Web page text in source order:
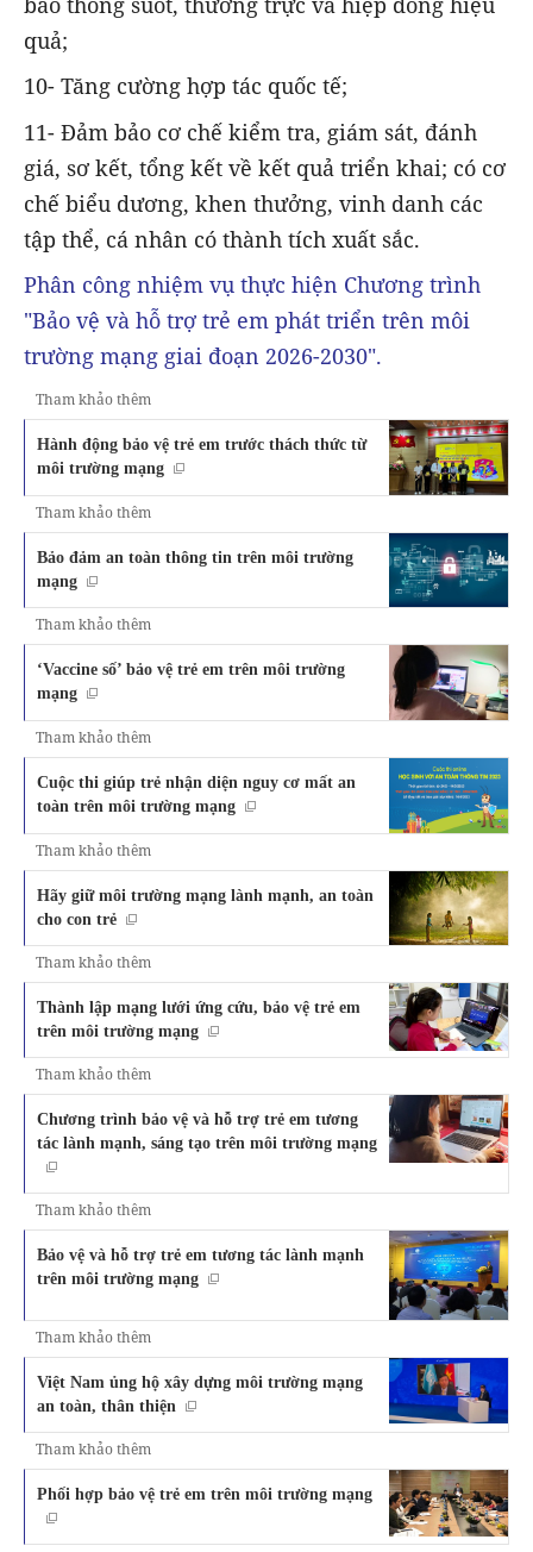
quả;
10- Tăng cường hợp tác quốc tế;
11- Đảm bảo cơ chế kiểm tra, giám sát, đánh
giá, sơ kết, tổng kết về kết quả triển khai; có cơ
chế biểu dương, khen thưởng, vinh danh các
tập thể, cá nhân có thành tích xuất sắc.
Phân công nhiệm vụ thực hiện Chương trình
"Bảo vệ và hỗ trợ trẻ em phát triển trên môi
trường mạng giai đoạn 2026-2030".
Tham khảo thêm
Hành động bảo vệ trẻ em trước thách thức từ
môi trường mạng
Tham khảo thêm
Bảo đảm an toàn thông tin trên môi trường
mạng
Tham khảo thêm
‘Vaccine số’ bảo vệ trẻ em trên môi trường
mạng
Tham khảo thêm
Cuộc thi giúp trẻ nhận diện nguy cơ mất an
toàn trên môi trường mạng
Tham khảo thêm
Hãy giữ môi trường mạng lành mạnh, an toàn
cho con trẻ
Tham khảo thêm
Thành lập mạng lưới ứng cứu, bảo vệ trẻ em
trên môi trường mạng
Tham khảo thêm
Chương trình bảo vệ và hỗ trợ trẻ em tương
tác lành mạnh, sáng tạo trên môi trường mạng
Tham khảo thêm
Bảo vệ và hỗ trợ trẻ em tương tác lành mạnh
trên môi trường mạng
Tham khảo thêm
Việt Nam ủng hộ xây dựng môi trường mạng
an toàn, thân thiện
Tham khảo thêm
Phối hợp bảo vệ trẻ em trên môi trường mạng